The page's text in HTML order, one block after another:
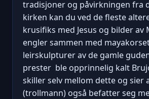
tradisjoner og påvirkningen fra
kirken kan du ved de fleste
krusifiks med Jesus og bilder av
engler sammen med
leirskulpturer av de gamle
prester ble opprinnelig kalt
skiller selv mellom dette og sier
(trollmann) også befatter seg